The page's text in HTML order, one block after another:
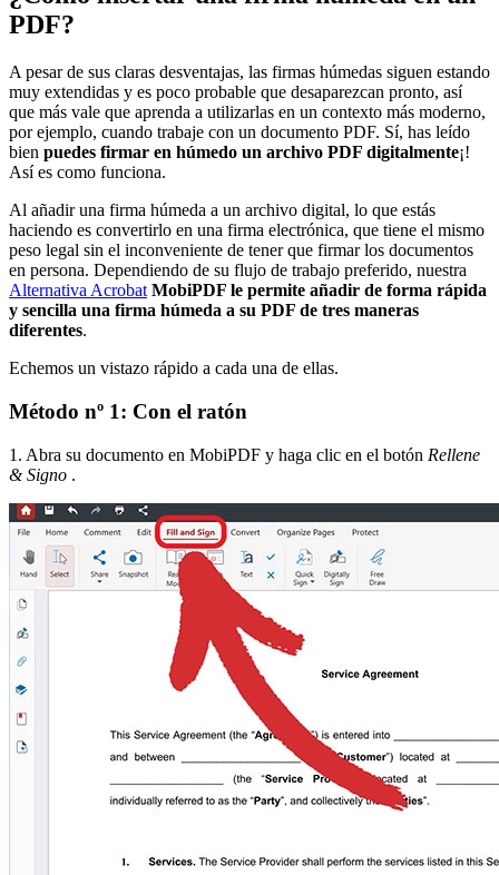
PDF?
A pesar de sus claras desventajas, las firmas húmedas siguen estando
muy extendidas y es poco probable que desaparezcan pronto, así
que más vale que aprenda a utilizarlas en un contexto más moderno,
por ejemplo, cuando trabaje con un documento PDF. Sí, has leído
bien puedes firmar en húmedo un archivo PDF digitalmente¡!
Así es como funciona.
Al añadir una firma húmeda a un archivo digital, lo que estás
haciendo es convertirlo en una firma electrónica, que tiene el mismo
peso legal sin el inconveniente de tener que firmar los documentos
en persona. Dependiendo de su flujo de trabajo preferido, nuestra
Alternativa Acrobat MobiPDF le permite añadir de forma rápida
y sencilla una firma húmeda a su PDF de tres maneras
diferentes.
Echemos un vistazo rápido a cada una de ellas.
Método nº 1: Con el ratón
1. Abra su documento en MobiPDF y haga clic en el botón Rellene
& Signo .